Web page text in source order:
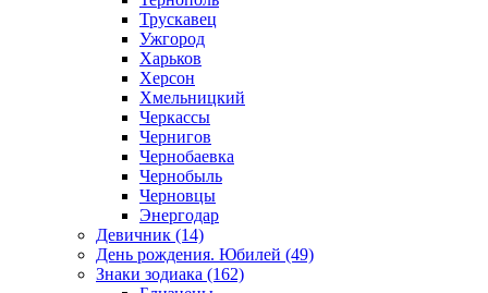
Трускавец
Ужгород
Харьков
Херсон
Хмельницкий
Черкассы
Чернигов
Чернобаевка
Чернобыль
Черновцы
Энергодар
Девичник (14)
День рождения. Юбилей (49)
Знаки зодиака (162)